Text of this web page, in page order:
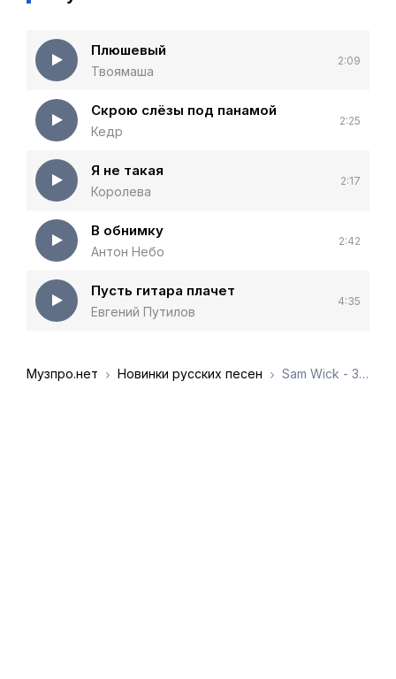
Плюшевый
Твоямаша
2:09
Скрою слёзы под панамой
Кедр
2:25
Я не такая
Королева
2:17
В обнимку
Антон Небо
2:42
Пусть гитара плачет
Евгений Путилов
4:35
Музпро.нет Новинки русских песен Sam Wick - За окном